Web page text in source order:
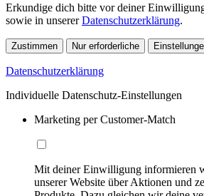
Erkundige dich bitte vor deiner
sowie in unsererDatenschutzerklärung.
Zustimmen Nur erforderliche
Datenschutzerklärung
Individuelle Datenschutz-Einstellungen
Marketing per Customer-Match
Mit deiner Einwilligung informieren
unserer Website über Aktionen und